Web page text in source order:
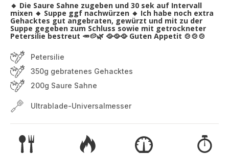
🔸 Die Saure Sahne zugeben und 30 sek auf Intervall
mixen 🔸 Suppe ggf nachwürzen 🔸 Ich habe noch extra
Gehacktes gut angebraten, gewürzt und mit zu der
Suppe gegeben zum Schluss sowie mit getrockneter
Petersilie bestreut 🥕🥔🌿 🥘🥘🥘 Guten Appetit 🍲🍲🍲
Petersilie
350g gebratenes Gehacktes
200g Saure Sahne
Ultrablade-Universalmesser